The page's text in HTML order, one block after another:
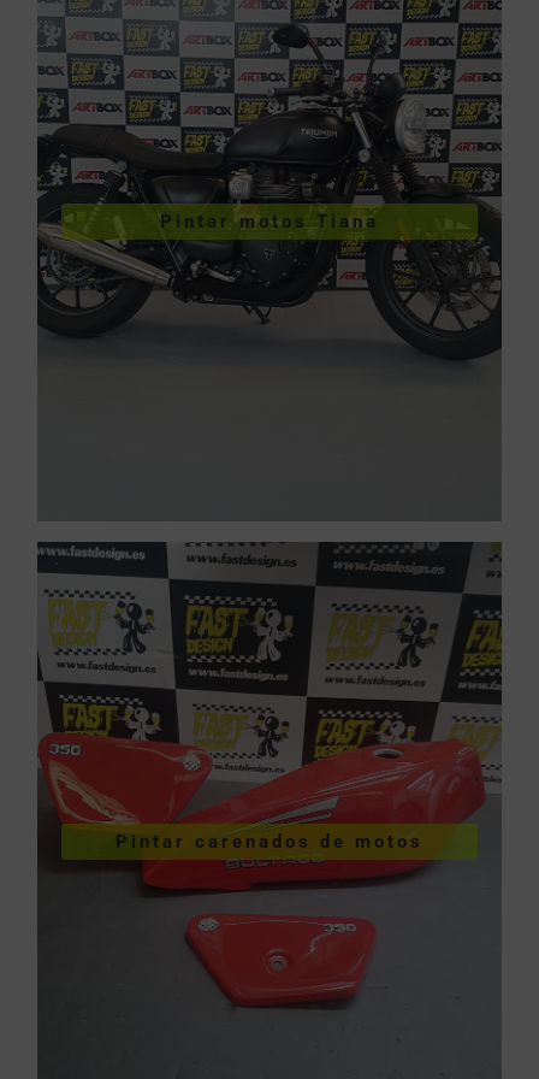
Pintar motos Tiana
Pintar motos Tiana
VER PINTURA DE MOTOS
Pintar carenados de motos
Pintar carenados de
motos
VER PINTURA DE CARENADOS